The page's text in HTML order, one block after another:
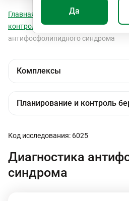
Да
Главная Анализы
контроль беременности
антифосфолипидного синдрома
Код исследования: 6025
Диагностика
синдрома